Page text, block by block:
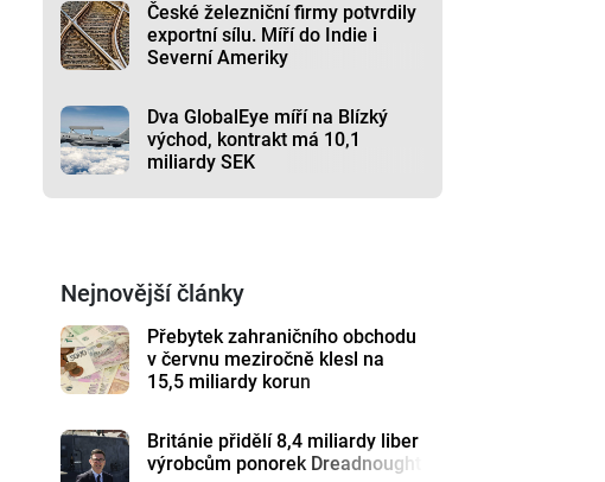
České železniční firmy potvrdily
exportní sílu. Míří do Indie i
Severní Ameriky
Dva GlobalEye míří na Blízký
východ, kontrakt má 10,1
miliardy SEK
Nejnovější články
Přebytek zahraničního obchodu
v červnu meziročně klesl na
15,5 miliardy korun
Británie přidělí 8,4 miliardy liber
výrobcům ponorek Dreadnought